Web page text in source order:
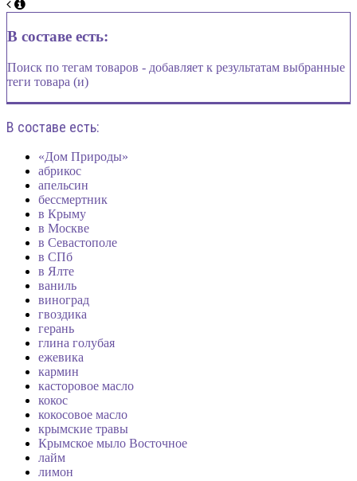
В составе есть:
Поиск по тегам товаров - добавляет к результатам выбранные
теги товара (и)
В составе есть:
«Дом Природы»
абрикос
апельсин
бессмертник
в Крыму
в Москве
в Севастополе
в СПб
в Ялте
ваниль
виноград
гвоздика
герань
глина голубая
ежевика
кармин
касторовое масло
кокос
кокосовое масло
крымские травы
Крымское мыло Восточное
лайм
лимон